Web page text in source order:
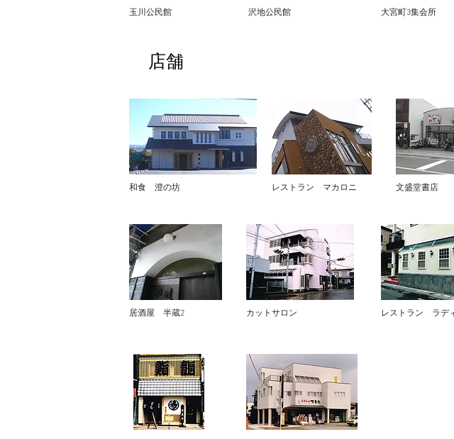
​玉川公民館 ​沢地公民館 ​大宮町3集会所
店舗
​和食 澄の坊 レストラン マカロニ 文盛堂書店
​居酒屋 半蔵2 カットサロン レストラン ラデ